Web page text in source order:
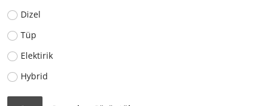
Dizel
Tüp
Elektirik
Hybrid